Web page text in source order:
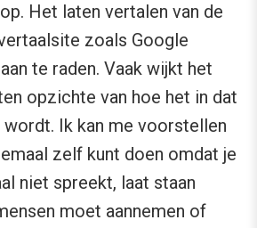
Het laten vertalen van de
zoals Google
te raden. Vaak wijkt het
opzichte van hoe het in dat
wordt. Ik kan me voorstellen
zelf kunt doen omdat je
niet spreekt, laat staan
moet aannemen of